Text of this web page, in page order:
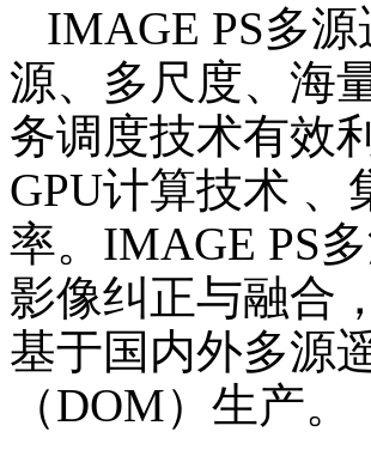
IMAGE PS多
源、多尺度、海
务调度技术有效
GPU计算技术
率。IMAGE PS
影像纠正与融合
基于国内外多源
（DOM）生产。